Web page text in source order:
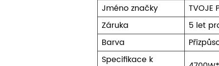
Jméno značky
TVOJE
Záruka
5 let
Barva
Specifikace k